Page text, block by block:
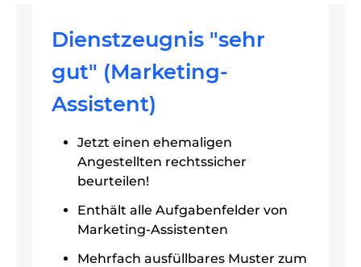
Dienstzeugnis "sehr
gut" (Marketing-
Assistent)
Jetzt einen ehemaligen
Angestellten rechtssicher
beurteilen!
Enthält alle Aufgabenfelder von
Marketing-Assistenten
Mehrfach ausfüllbares Muster zum